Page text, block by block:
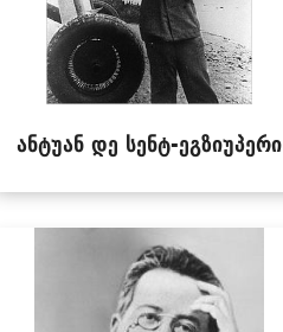
ანტუან დე სენტ-ეგზიუპერი